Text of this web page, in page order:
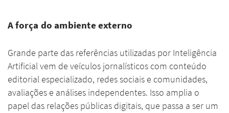
A força do ambiente externo
Grande parte das referências utilizadas por Inteligência
Artificial vem de veículos jornalísticos com conteúdo
editorial especializado, redes sociais e comunidades,
avaliações e análises independentes. Isso amplia o
papel das relações públicas digitais, que passa a ser um